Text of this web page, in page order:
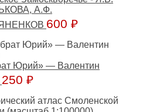
А.Ф.
600 ₽
Юрий» — Валентин
250 ₽